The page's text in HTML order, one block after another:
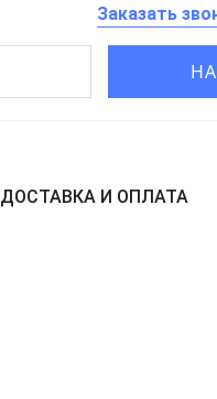
Заказать
ДОСТАВКА И ОПЛАТА